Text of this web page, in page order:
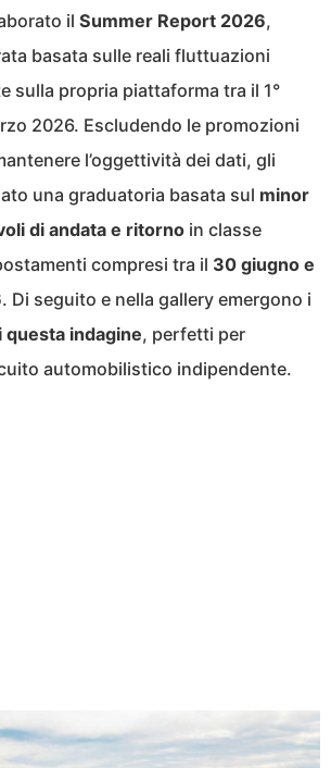
il Summer Report 2026,
basata sulle reali fluttuazioni
sulla propria piattaforma tra il 1°
2026. Escludendo le promozioni
l’oggettività dei dati, gli
una graduatoria basata sul minor
di andata e ritorno in classe
compresi tra il 30 giugno e
. Di seguito e nella gallery emergono i
indagine, perfetti per
automobilistico indipendente.